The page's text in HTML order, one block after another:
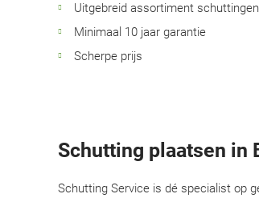
Uitgebreid assortiment schuttingen
Minimaal 10 jaar garantie
Scherpe prijs
Schutting plaatsen in
Schutting Service is dé specialist op